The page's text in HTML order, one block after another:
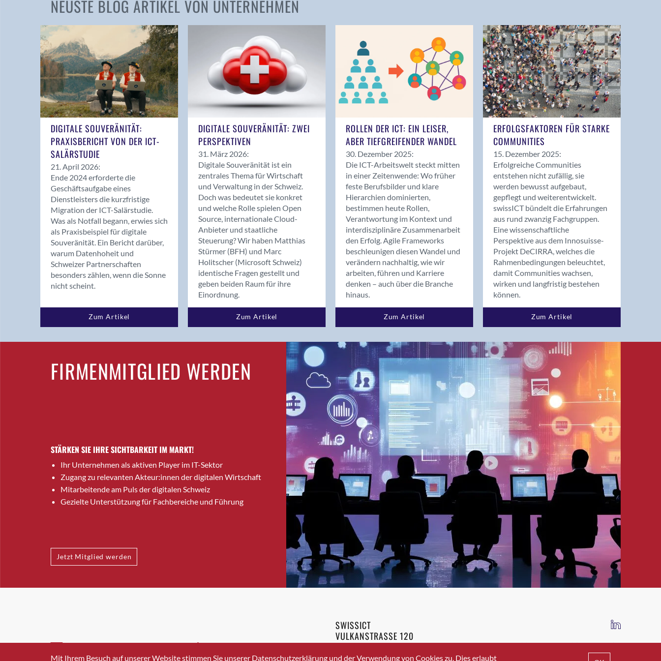
Andelfingen
Balsthal
Balzers
Bassersdorf
Benken (SG)
Bergdietikon
Bern - Liebefeld
Birsfelden
Bolligen
Bonaduz
Bonstetten
Bottighofen
Bremgarten bei Bern
Brig-Glis
Bronschhofen
Brugg
Brugg AG
Burgdorf
Bäretswil
Bülach
Cazis
Crissier
Davos Platz
NEUSTE BLOG ARTIKEL VON UNTERNEHMEN
DIGITALE SOUVERÄNITÄT:
PRAXISBERICHT VON DER ICT-
SALÄRSTUDIE
21. April 2026:
Ende 2024 erforderte die
Geschäftsaufgabe eines
Dienstleisters die kurzfristige
Migration der ICT-Salärstudie.
Was als Notfall begann, erwies sich
als Praxisbeispiel für digitale
Souveränität. Ein Bericht darüber,
warum Datenhoheit und
Schweizer Partnerschaften
besonders zählen, wenn die Sonne
nicht scheint.
Zum Artikel
DIGITALE SOUVERÄNITÄT: ZWEI
PERSPEKTIVEN
31. März 2026:
Digitale Souveränität ist ein
zentrales Thema für Wirtschaft
und Verwaltung in der Schweiz.
Doch was bedeutet sie konkret
und welche Rolle spielen Open
Source, internationale Cloud-
Anbieter und staatliche
Steuerung? Wir haben Matthias
Stürmer (BFH) und Marc
Holitscher (Microsoft Schweiz)
identische Fragen gestellt und
geben beiden Raum für ihre
Einordnung.
Zum Artikel
ROLLEN DER ICT: EIN LEISER,
ABER TIEFGREIFENDER WANDEL
30. Dezember 2025:
Die ICT-Arbeitswelt steckt mitten
in einer Zeitenwende: Wo früher
feste Berufsbilder und klare
Hierarchien dominierten,
bestimmen heute Rollen,
Verantwortung im Kontext und
interdisziplinäre Zusammenarbeit
den Erfolg. Agile Frameworks
beschleunigen diesen Wandel und
verändern nachhaltig, wie wir
arbeiten, führen und Karriere
denken – auch über die Branche
hinaus.
Zum Artikel
ERFOLGSFAKTOREN FÜR STARKE
COMMUNITIES
15. Dezember 2025:
Erfolgreiche Communities
entstehen nicht zufällig, sie
werden bewusst aufgebaut,
gepflegt und weiterentwickelt.
swissICT bündelt die Erfahrungen
aus rund zwanzig Fachgruppen.
Eine wissenschaftliche
Perspektive aus dem Innosuisse-
Projekt DeCIRRA, welches die
Rahmenbedingungen beleuchtet,
damit Communities wachsen,
wirken und langfristig bestehen
können.
Zum Artikel
FIRMENMITGLIED WERDEN
STÄRKEN SIE IHRE SICHTBARKEIT IM MARKT!
Ihr Unternehmen als aktiven Player im IT-Sektor
Zugang zu relevanten Akteur:innen der digitalen Wirtschaft
Mitarbeitende am Puls der digitalen Schweiz
Gezielte Unterstützung für Fachbereiche und Führung
Jetzt Mitglied werden
INFO@SWISSICT.CH +41 43 336 40 20
SWISSICT
VULKANSTRASSE 120
8048 ZURICH
IMPRESSUM DATENSCHUTZ AGB
Mit Ihrem Besuch auf unserer Website stimmen Sie unserer Datenschutzerklärung und der Verwendung von Cookies zu. Dies erlaubt